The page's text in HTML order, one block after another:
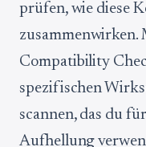
prüfen, wie diese
Compatibility
spezifischen
scannen, das du
Aufhellung